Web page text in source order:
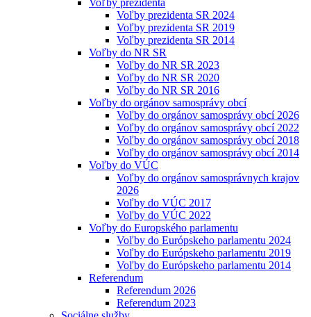
Voľby prezidenta
Voľby prezidenta SR 2024
Voľby prezidenta SR 2019
Voľby prezidenta SR 2014
Voľby do NR SR
Voľby do NR SR 2023
Voľby do NR SR 2020
Voľby do NR SR 2016
Voľby do orgánov samosprávy obcí
Voľby do orgánov samosprávy obcí 2026
Voľby do orgánov samosprávy obcí 2022
Voľby do orgánov samosprávy obcí 2018
Voľby do orgánov samosprávy obcí 2014
Voľby do VÚC
Voľby do orgánov samosprávnych krajov
2026
Voľby do VÚC 2017
Voľby do VÚC 2022
Voľby do Europského parlamentu
Voľby do Európskeho parlamentu 2024
Voľby do Európskeho parlamentu 2019
Voľby do Európskeho parlamentu 2014
Referendum
Referendum 2026
Referendum 2023